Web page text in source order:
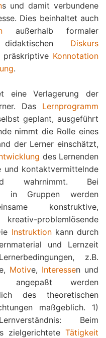
s und damit verbundene
Dies beinhaltet auch
außerhalb formaler
didaktischen Diskurs
präskriptive Konnotation
.
eine Verlagerung der
Das Lernprogramm
geplant, ausgeführt
nimmt die Rolle eines
der Lerner einschätzt,
des Lernenden
und kontaktvermittelnde
wahrnimmt. Bei
in Gruppen werden
konstruktive,
problemlösende
Instruktionkann durch
und Lernzeit
z.B.
Motive, Interessen und
angepaßt werden
des theoretischen
maßgeblich. 1)
Beim
zielgerichtete Tätigkeit